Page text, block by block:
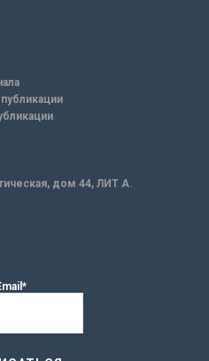
дом 44, ЛИТ А.